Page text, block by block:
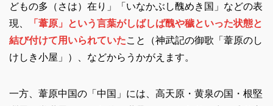
どもの多（さは）在り」「いなかぶし醜めき国」などの表
現、
「葦原」という言葉がしばしば醜や穢といった状態と
結び付けて用いられていたこと（神武記の御歌「葦原のし
けしき小屋」）、などからうかがえます。
一方、葦原中国の「中国」には、高天原・黄泉の国・根堅